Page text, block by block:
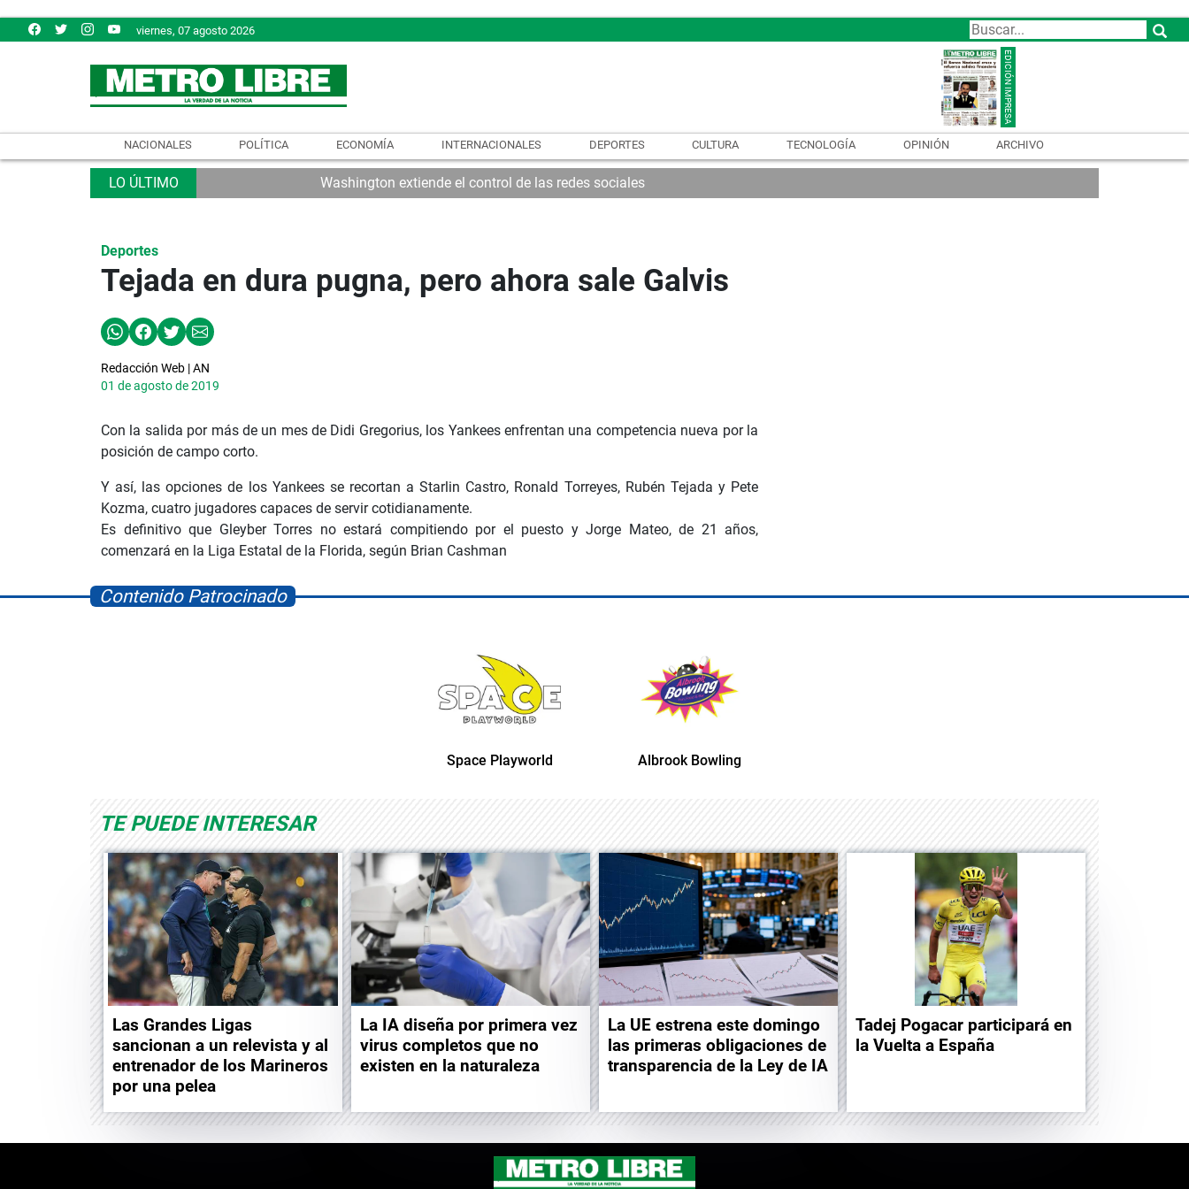
viernes, 07 agosto 2026
NACIONALES POLÍTICA ECONOMÍA INTERNACIONALES DEPORTES CULTURA TECNOLOGÍA OPINIÓN ARCHIVO
Washington extiende el control de las redes sociales
Deportes
Tejada en dura pugna, pero ahora sale Galvis
Redacción Web | AN
01 de agosto de 2019
Con la salida por más de un mes de Didi Gregorius, los Yankees enfrentan una competencia nueva por la
posición de campo corto.
Y así, las opciones de los Yankees se recortan a Starlin Castro, Ronald Torreyes, Rubén Tejada y Pete
Kozma, cuatro jugadores capaces de servir cotidianamente.
Es definitivo que Gleyber Torres no estará compitiendo por el puesto y Jorge Mateo, de 21 años,
comenzará en la Liga Estatal de la Florida, según Brian Cashman
Contenido Patrocinado
Space Playworld Albrook Bowling
TE PUEDE INTERESAR
Las Grandes Ligas
sancionan a un relevista y al
entrenador de los Marineros
por una pelea
La IA diseña por primera vez
virus completos que no
existen en la naturaleza
La UE estrena este domingo
las primeras obligaciones de
transparencia de la Ley de IA
Tadej Pogacar participará en
la Vuelta a España